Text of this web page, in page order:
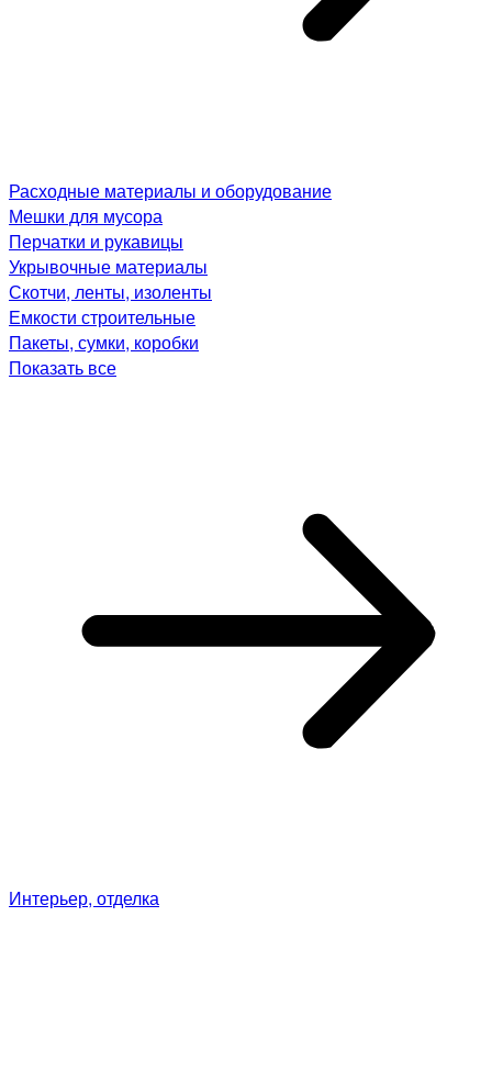
Расходные материалы и оборудование
Мешки для мусора
Перчатки и рукавицы
Укрывочные материалы
Скотчи, ленты, изоленты
Емкости строительные
Пакеты, сумки, коробки
Показать все
Интерьер, отделка